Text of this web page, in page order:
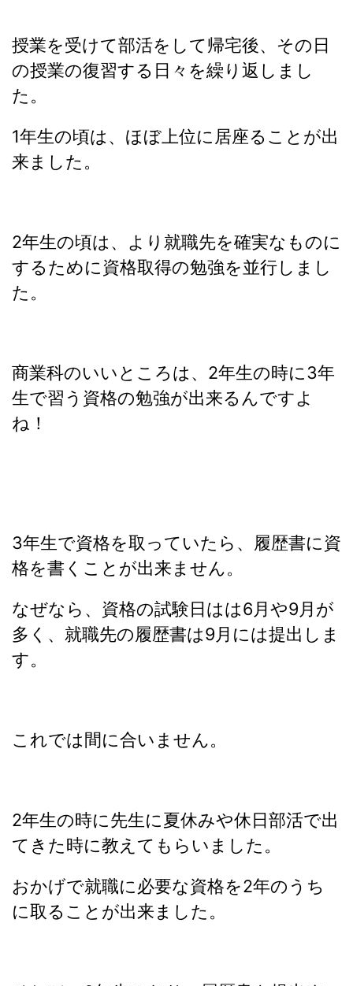
授業を受けて部活をして帰宅後、その日
の授業の復習する日々を繰り返しまし
た。
1年生の頃は、ほぼ上位に居座ることが出
来ました。
2年生の頃は、より就職先を確実なものに
するために資格取得の勉強を並行しまし
た。
商業科のいいところは、2年生の時に3年
生で習う資格の勉強が出来るんですよ
ね！
3年生で資格を取っていたら、履歴書に資
格を書くことが出来ません。
なぜなら、資格の試験日はは6月や9月が
多く、就職先の履歴書は9月には提出しま
す。
これでは間に合いません。
2年生の時に先生に夏休みや休日部活で出
てきた時に教えてもらいました。
おかげで就職に必要な資格を2年のうち
に取ることが出来ました。